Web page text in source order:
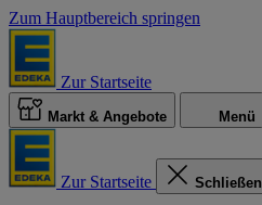
Zum Hauptbereich springen
Zur Startseite
Markt & Angebote Menü
Zur Startseite Schließen